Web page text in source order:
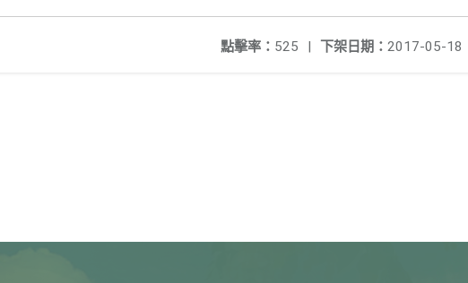
下架日期： 2017-05-18
點擊率： 525 |